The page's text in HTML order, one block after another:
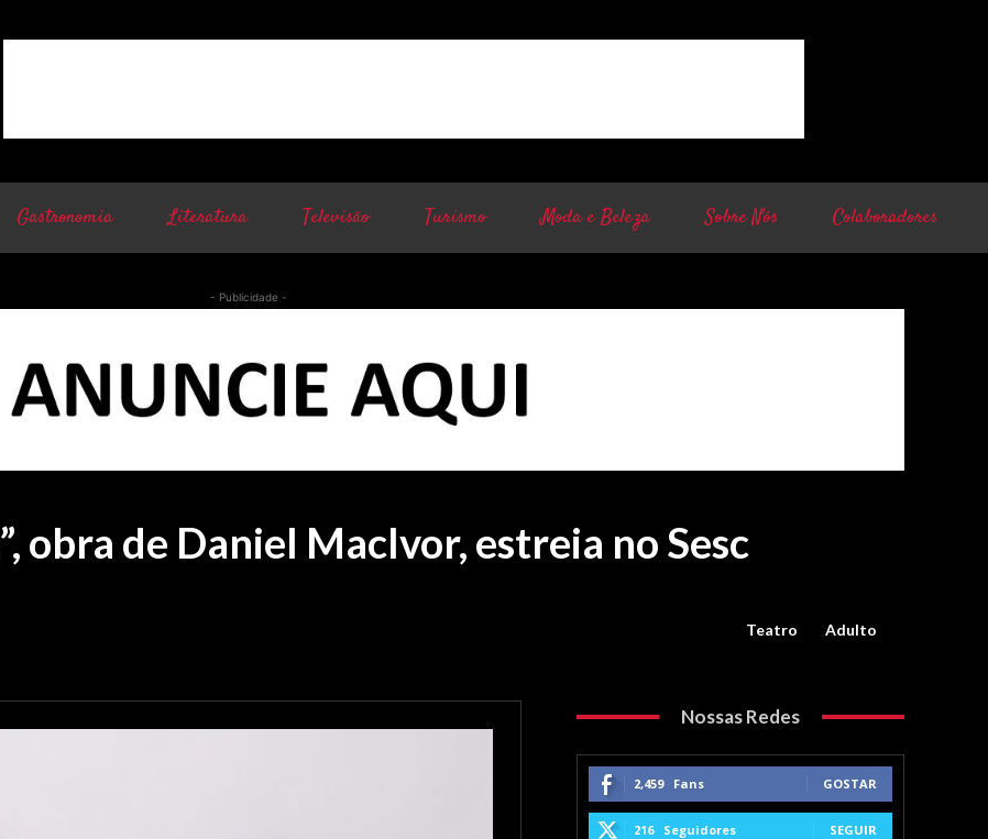
Gastronomia Literatura Televisão Turismo Moda e Beleza Sobre Nós Colaboradores
- Publicidade -
obra de Daniel MacIvor, estreia no Sesc
Teatro Adulto
Nossas Redes
2,459 Fans GOSTAR
216 Seguidores SEGUIR